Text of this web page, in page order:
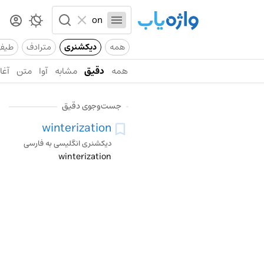
همه دیکشنری مترادف
همه دقیق مشابه آوا متن
جست‌وجوی دقیق
winterization
دیکشنری انگلیسی به فارسی
winterization